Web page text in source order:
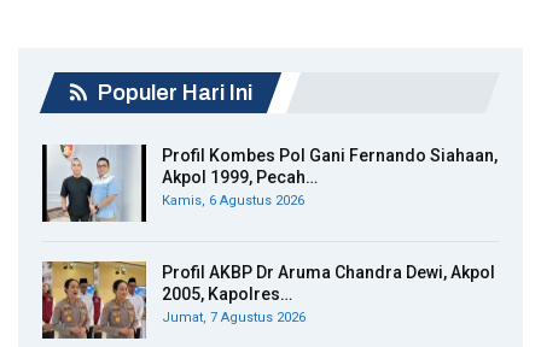
Populer Hari Ini
Profil Kombes Pol Gani Fernando Siahaan,
Akpol 1999, Pecah…
Kamis, 6 Agustus 2026
Profil AKBP Dr Aruma Chandra Dewi, Akpol
2005, Kapolres…
Jumat, 7 Agustus 2026